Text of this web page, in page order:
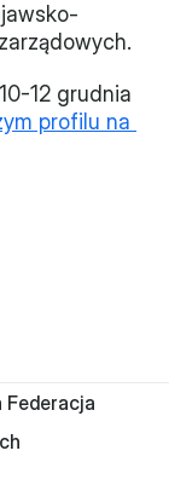
12 grudnia
profilu na